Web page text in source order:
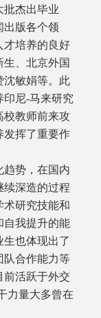
杰出毕业
出版各个领
才培养的良好
、北京外国
沈敏娟等。此
印尼-马来研究
校教师前来攻
发挥了重要作
势，在国内
续深造的过程
术研究技能和
自我提升的能
生也体现出了
队合作能力等
前活跃于外交
力量大多曾在